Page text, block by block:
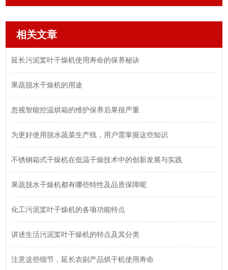
相关文章
延长污泥桨叶干燥机使用寿命的保养秘诀
果蔬脱水干燥机的用途
忽视智能控温烘箱的维护保养后果很严重
为更好使用脱水蔬菜生产线，用户需掌握这些知识
不锈钢箱式干燥机在低温干燥技术中的创新发展与实践
果蔬脱水干燥机都有哪些特性及品质保障呢
化工污泥桨叶干燥机的各项功能特点
讲述生活污泥桨叶干燥机的特点及其分类
注意这些细节，延长农副产品烘干机使用寿命